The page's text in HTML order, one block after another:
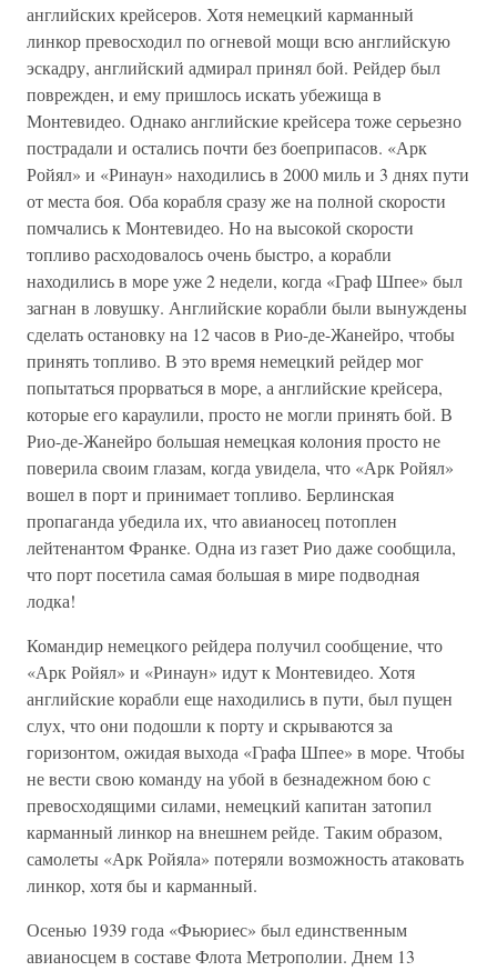
английских крейсеров. Хотя немецкий карманный
линкор превосходил по огневой мощи всю английскую
эскадру, английский адмирал принял бой. Рейдер был
поврежден, и ему пришлось искать убежища в
Монтевидео. Однако английские крейсера тоже серьезно
пострадали и остались почти без боеприпасов. «Арк
Ройял» и «Ринаун» находились в 2000 миль и 3 днях пути
от места боя. Оба корабля сразу же на полной скорости
помчались к Монтевидео. Но на высокой скорости
топливо расходовалось очень быстро, а корабли
находились в море уже 2 недели, когда «Граф Шпее» был
загнан в ловушку. Английские корабли были вынуждены
сделать остановку на 12 часов в Рио-де-Жанейро, чтобы
принять топливо. В это время немецкий рейдер мог
попытаться прорваться в море, а английские крейсера,
которые его караулили, просто не могли принять бой. В
Рио-де-Жанейро большая немецкая колония просто не
поверила своим глазам, когда увидела, что «Арк Ройял»
вошел в порт и принимает топливо. Берлинская
пропаганда убедила их, что авианосец потоплен
лейтенантом Франке. Одна из газет Рио даже сообщила,
что порт посетила самая большая в мире подводная
лодка!
Командир немецкого рейдера получил сообщение, что
«Арк Ройял» и «Ринаун» идут к Монтевидео. Хотя
английские корабли еще находились в пути, был пущен
слух, что они подошли к порту и скрываются за
горизонтом, ожидая выхода «Графа Шпее» в море. Чтобы
не вести свою команду на убой в безнадежном бою с
превосходящими силами, немецкий капитан затопил
карманный линкор на внешнем рейде. Таким образом,
самолеты «Арк Ройяла» потеряли возможность атаковать
линкор, хотя бы и карманный.
Осенью 1939 года «Фьюриес» был единственным
авианосцем в составе Флота Метрополии. Днем 13